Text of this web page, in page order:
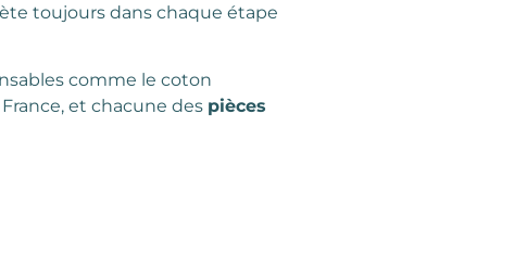
toujours dans chaque étape
comme le coton
et chacune des pièces